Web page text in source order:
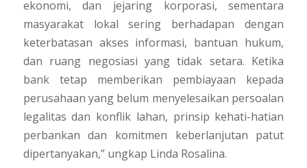
ekonomi, dan jejaring korporasi, sementara
masyarakat lokal sering berhadapan dengan
keterbatasan akses informasi, bantuan hukum,
dan ruang negosiasi yang tidak setara. Ketika
bank tetap memberikan pembiayaan kepada
perusahaan yang belum menyelesaikan persoalan
legalitas dan konflik lahan, prinsip kehati-hatian
perbankan dan komitmen keberlanjutan patut
dipertanyakan,” ungkap Linda Rosalina.